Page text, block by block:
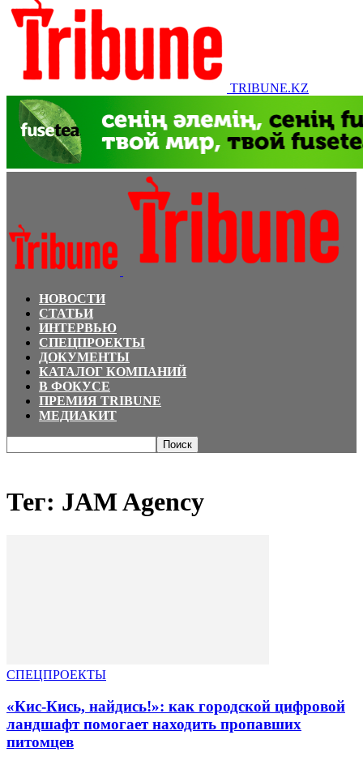
TRIBUNE.KZ
НОВОСТИ
СТАТЬИ
ИНТЕРВЬЮ
СПЕЦПРОЕКТЫ
ДОКУМЕНТЫ
КАТАЛОГ КОМПАНИЙ
В ФОКУСЕ
ПРЕМИЯ TRIBUNE
МЕДИАКИТ
Тег: JAM Agency
СПЕЦПРОЕКТЫ
«Кис-Кись, найдись!»: как городской цифровой
ландшафт помогает находить пропавших
питомцев